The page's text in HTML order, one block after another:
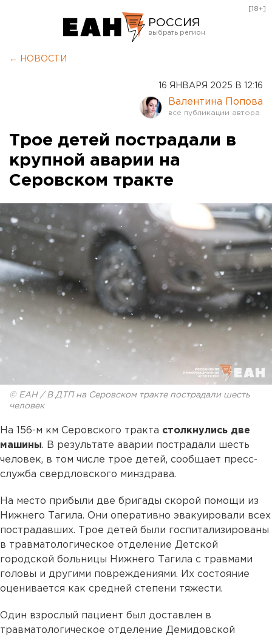
РОССИЯ
Курган
Оренбург
[18+]
← НОВОСТИ
16 ЯНВАРЯ 2025 В 12:16
Валентина Попова
Трое детей пострадали в
крупной аварии на
Серовском тракте
© ЕАН / В ДТП на Серовском тракте пострадали шесть
человек
На 156-м км Серовского тракта столкнулись две
машины. В результате аварии пострадали шесть
человек, в том числе трое детей, сообщает пресс-
служба свердловского минздрава.
На место прибыли две бригады скорой помощи из
Нижнего Тагила. Они оперативно эвакуировали всех
пострадавших. Трое детей были госпитализированы
в травматологическое отделение Детской
городской больницы Нижнего Тагила с травмами
головы и другими повреждениями. Их состояние
оценивается как средней степени тяжести.
Один взрослый пациент был доставлен в
травматологическое отделение Демидовской